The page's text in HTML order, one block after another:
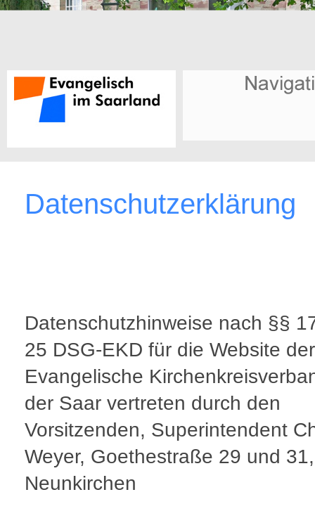
Datenschutzerklärung
Datenschutzhinweise nach §§
25 DSG-EKD für die Website der
Evangelische
der Saar vertreten durch den
Vorsitzenden, Superintendent
Weyer, Goethestraße 29 und
Neunkirchen